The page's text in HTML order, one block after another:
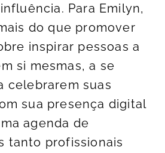
Para Emilyn,
do que promover
inspirar pessoas a
si mesmas, a se
celebrarem suas
sua presença digital
agenda de
tanto profissionais